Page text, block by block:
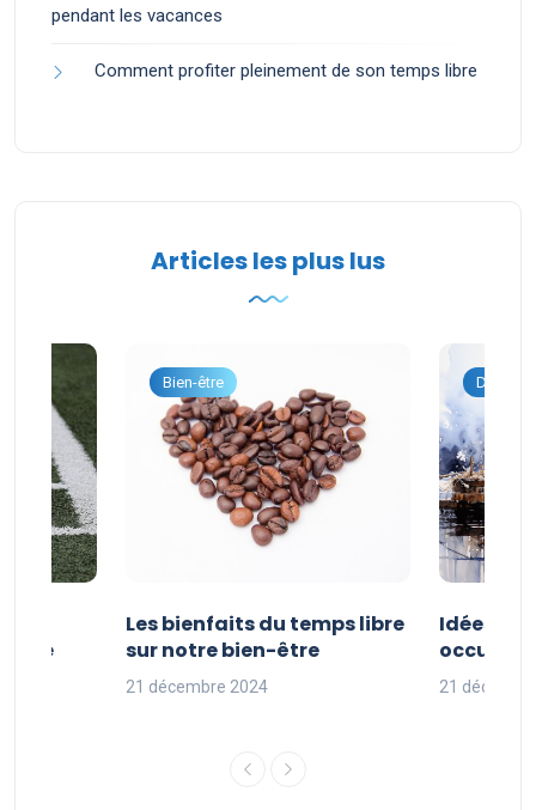
pendant les vacances
Comment profiter pleinement de son temps libre
Articles les plus lus
faire
Bien-être
Les bienfaits du temps libre
sur notre bien-être
21 décembre 2024
Idées
occuper
21